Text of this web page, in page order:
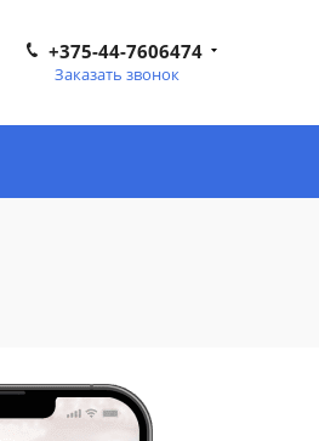
+375-44-7606474
Заказать звонок